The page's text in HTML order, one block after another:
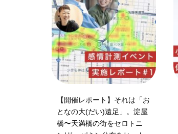
【開催レポート】それは「お
となの大(だい)遠足」。淀屋
橋〜天満橋の街をセロトニ